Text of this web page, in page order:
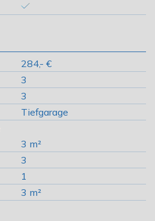
284,- €
3
3
Tiefgarage
3 m²
3
1
3 m²